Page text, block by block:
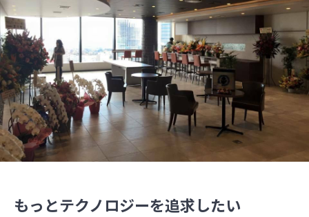
もっとテクノロジーを追求したい